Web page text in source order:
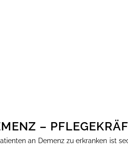
–
an Demenz zu erkranken